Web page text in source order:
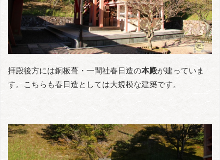
拝殿後方には銅板葺・一間社春日造の本殿が建っていま
す。こちらも春日造としては大規模な建築です。